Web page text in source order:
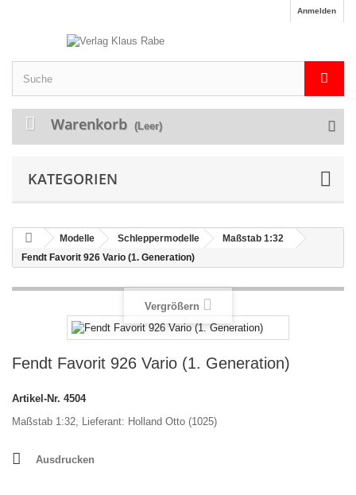
Anmelden
Warenkorb (Leer)
KATEGORIEN
Modelle Schleppermodelle
Maßstab 1:32
Fendt Favorit 926 Vario (1. Generation)
Vergrößern
Fendt Favorit 926 Vario (1. Generation)
Artikel-Nr. 4504
Maßstab 1:32, Lieferant: Holland Otto (1025)
Ausdrucken